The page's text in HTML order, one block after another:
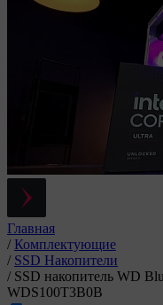
Главная
/ Комплектующие
/ SSD Накопители
/ SSD накопитель WD
WDS100T3B0B